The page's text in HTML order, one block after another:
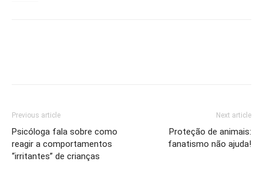
Previous article
Psicóloga fala sobre como
reagir a comportamentos
“irritantes” de crianças
Next article
Proteção de animais:
fanatismo não ajuda!